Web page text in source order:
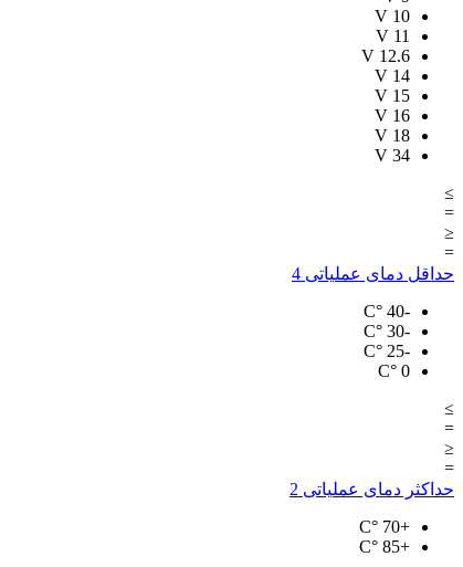
10
V
11
V
12.6
V
14
V
15
V
16
V
18
V
34
V
≥
=
≤
=
حداقل دمای عملیاتی 4
-40
°C
-30
°C
-25
°C
0
°C
≥
=
≤
=
حداکثر دمای عملیاتی 2
+70
°C
+85
°C